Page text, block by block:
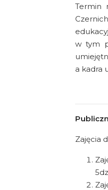
Termin
w tym
a kadra
Zajęcia